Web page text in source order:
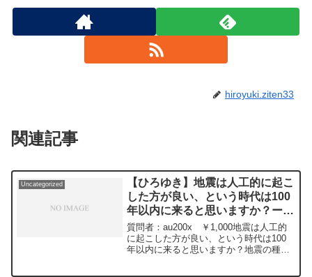
hiroyuki.ziten33
関連記事
Uncategorized
【ひろゆき】地震は人工的に起こ
した方が良い、という時代は100
年以内に来ると思いますか？ー
ひろゆき切り抜き 20240109
質問者：au200x ￥1,000地震は人工的
に起こした方が良い、という時代は100
年以内に来ると思いますか？地震の種類